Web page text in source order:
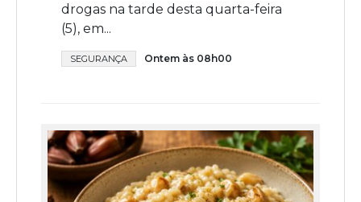
drogas na tarde desta quarta-feira
(5), em...
SEGURANÇA Ontem às 08h00